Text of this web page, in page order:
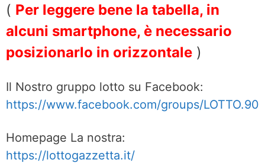
( Per leggere bene la tabella, in
alcuni smartphone, è necessario
posizionarlo in orizzontale )
Il Nostro gruppo lotto su Facebook:
https://www.facebook.com/groups/LOTTO.90
Homepage La nostra:
https://lottogazzetta.it/